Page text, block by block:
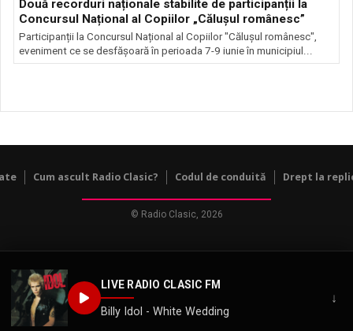
LIVE RADIO CLASIC FM
Billy Idol - White Wedding
↓
Două recorduri naționale stabilite de participanții la
Concursul Național al Copiilor „Călușul românesc”
Participanții la Concursul Național al Copiilor "Călușul românesc",
eveniment ce se desfășoară în perioada 7-9 iunie în municipiul...
Cum ascult Radio Clasic? Codul de conduită Drept la
© Radio Clasic, 2026